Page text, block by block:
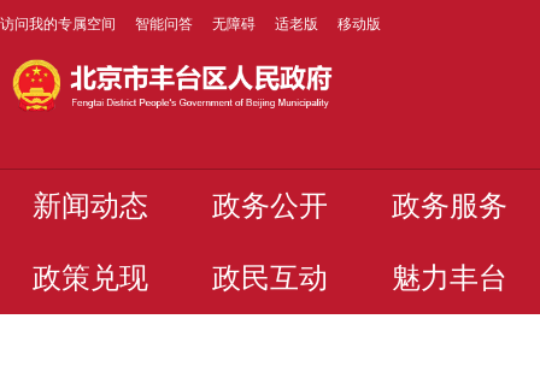
访问我的专属空间 智能问答 无障碍 适老版 移动版
新闻动态 政务公开 政务服务
政策兑现 政民互动 魅力丰台